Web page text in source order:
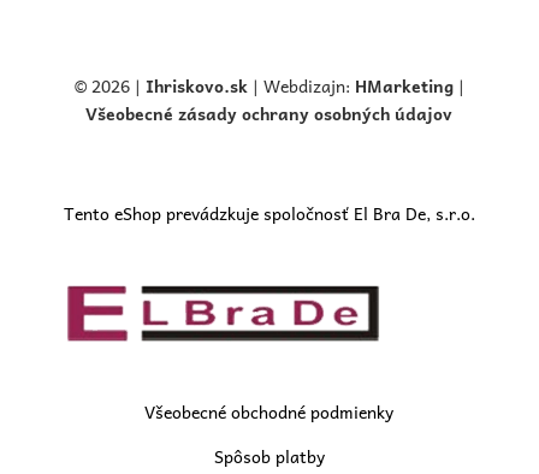
© 2026 | Ihriskovo.sk| Webdizajn: HMarketing |
Všeobecné zásady ochrany osobných údajov
Tento eShop prevádzkuje spoločnosť El Bra De, s.r.o.
Všeobecné obchodné podmienky
Spôsob platby